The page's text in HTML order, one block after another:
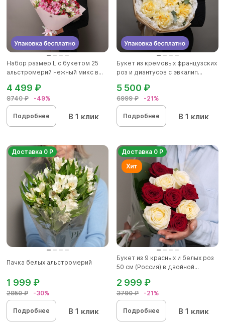
Набор размер L с букетом 25
альстромерий нежный микс в...
8740 ₽ -49%
4 499 ₽
Подробнее В 1 клик
Букет из кремовых французских
роз и диантусов с эвкалип...
6999 ₽ -21%
5 500 ₽
Подробнее В 1 клик
Доставка 0 Р
Пачка белых альстромерий
2850 ₽ -30%
1 999 ₽
Подробнее В 1 клик
Доставка 0 Р
Букет из 9 красных и белых роз
50 см (Россия) в двойной...
3790 ₽ -21%
2 999 ₽
Подробнее В 1 клик